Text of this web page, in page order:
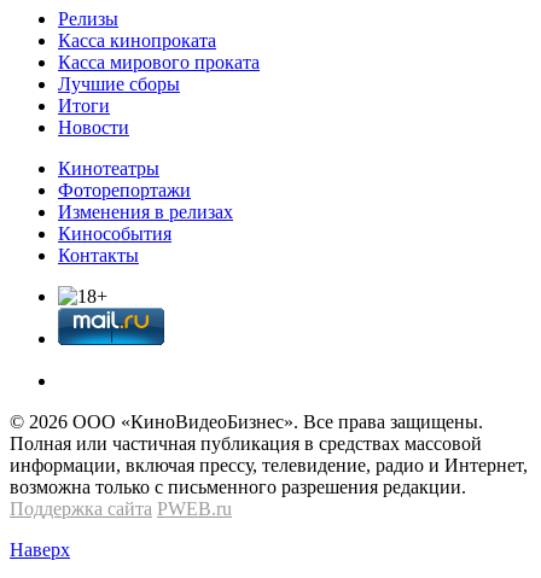
Релизы
Касса кинопроката
Касса мирового проката
Лучшие сборы
Итоги
Новости
Кинотеатры
Фоторепортажи
Изменения в релизах
Кинособытия
Контакты
© 2026 OOО «КиноВидеоБизнес». Все права защищены.
Полная или частичная публикация в средствах массовой
информации, включая прессу, телевидение, радио и Интернет,
возможна только с письменного разрешения редакции.
Поддержка сайта PWEB.ru
Наверх